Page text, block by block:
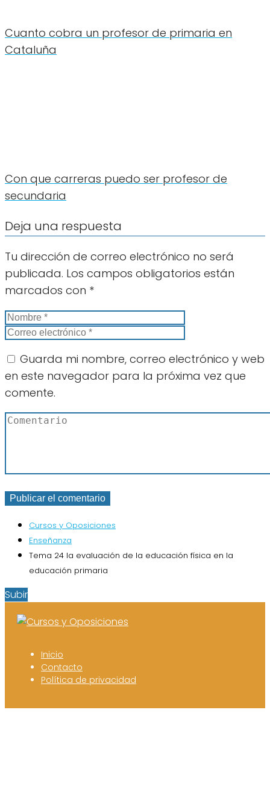
Cuanto cobra un profesor de primaria en
Cataluña
Con que carreras puedo ser profesor de
secundaria
Deja una respuesta
Tu dirección de correo electrónico no será
publicada. Los campos obligatorios están
marcados con *
Guarda mi nombre, correo electrónico y web
en este navegador para la próxima vez que
comente.
Cursos y Oposiciones
Enseñanza
Tema 24 la evaluación de la educación física en la
educación primaria
Subir
Inicio
Contacto
Política de privacidad